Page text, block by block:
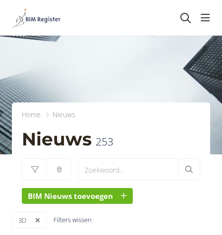
Home Nieuws
Nieuws 253
BIM Nieuws toevoegen
3D Filters wissen